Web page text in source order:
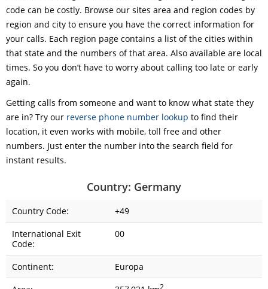
code can be costly. Browse our sites area and region codes by
region and city to ensure you have the correct information for
your calls. Each region page contains a list of the cities within
that state and the numbers of that area. Also available are local
times. So you don’t have to worry about calling too late or early
again.
Getting calls from someone and want to know what state they
are in? Try our reverse phone number lookup to find their
location, it even works with mobile, toll free and other
numbers. Just enter the number into the search field for
instant results.
Country: Germany
Country Code:
+49
International Exit
Code:
00
Continent:
Europa
2